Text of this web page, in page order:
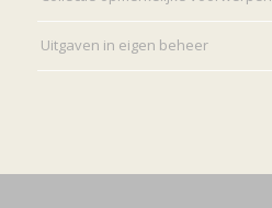
Uitgaven in eigen beheer